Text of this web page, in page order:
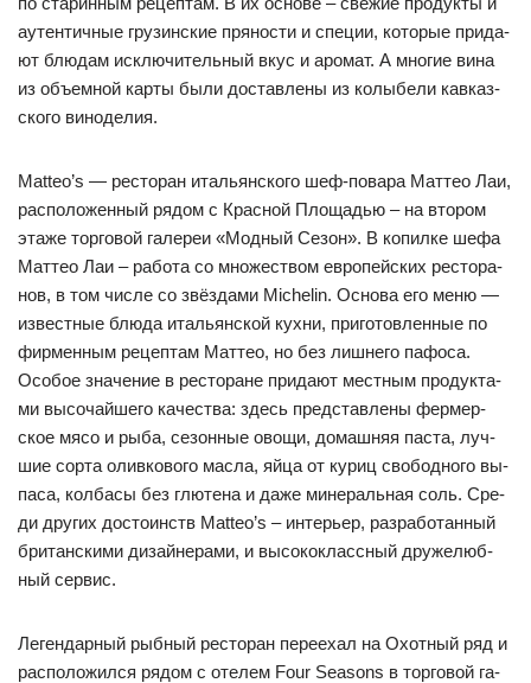
а­утен­тич­ные гру­зин­ские пря­нос­ти и спе­ции, ко­то­рые при­да­
ют блю­дам ис­клю­чи­тель­ный вкус и аро­мат. А мно­гие ви­на
из объ­ем­ной кар­ты бы­ли дос­тав­ле­ны из ко­лы­бе­ли кав­каз­
ско­го ви­но­де­лия.
Matteo’s — рес­то­ран италь­ян­ско­го шеф-по­ва­ра Мат­тео Лаи,
рас­по­ло­жен­ный ря­дом с Крас­ной Пло­щадью – на вто­ром
эта­же тор­го­вой га­ле­реи «Мод­ный Се­зон». В ко­пил­ке ше­фа
Мат­тео Лаи – ра­бо­та со мно­жес­твом ев­ро­пей­ских рес­то­ра­
нов, в том чис­ле со звёз­да­ми Michelin. Ос­но­ва его ме­ню —
из­вес­тные блю­да италь­ян­ской кух­ни, при­го­тов­лен­ные по
фир­мен­ным ре­цеп­там Мат­тео, но без лиш­не­го па­фо­са.
Осо­бое зна­че­ние в рес­то­ра­не при­да­ют мес­тным про­дук­та­
ми вы­со­чай­ше­го ка­чес­тва: здесь пред­став­ле­ны фер­мер­
ское мя­со и ры­ба, се­зон­ные ово­щи, до­маш­няя пас­та, луч­
шие сор­та олив­ко­во­го мас­ла, яй­ца от ку­риц сво­бод­но­го вы­
па­са, кол­ба­сы без глю­те­на и да­же ми­не­раль­ная соль. Сре­
ди дру­гих дос­то­инств Matteo’s – ин­терь­ер, раз­ра­бо­тан­ный
бри­тан­ски­ми ди­зай­не­ра­ми, и вы­со­кок­лас­сный дру­же­люб­
ный сер­вис.
Ле­ген­дар­ный рыб­ный рес­то­ран пе­ре­ехал на Охот­ный ряд и
рас­по­ло­жил­ся ря­дом c оте­лем Four Seasons в тор­го­вой га­